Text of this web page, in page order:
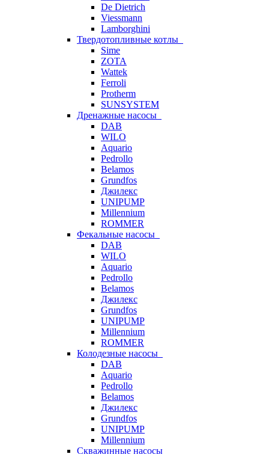
De Dietrich
Viessmann
Lamborghini
Твердотопливные котлы
Sime
ZOTA
Wattek
Ferroli
Protherm
SUNSYSTEM
Дренажные насосы
DAB
WILO
Aquario
Pedrollo
Belamos
Grundfos
Джилекс
UNIPUMP
Millennium
ROMMER
Фекальные насосы
DAB
WILO
Aquario
Pedrollo
Belamos
Джилекс
Grundfos
UNIPUMP
Millennium
ROMMER
Колодезные насосы
DAB
Aquario
Pedrollo
Belamos
Джилекс
Grundfos
UNIPUMP
Millennium
Скважинные насосы